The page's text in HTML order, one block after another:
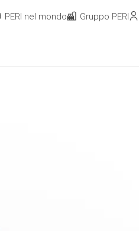
PERI nel mondo Gruppo PERI